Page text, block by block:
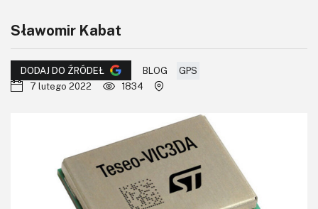
KITy AVT
Kontakt
Magazyny
Archiwum
Sławomir Kabat
DODAJ DO ŹRÓDEŁ BLOG
GPS
7 lutego 2022
1834